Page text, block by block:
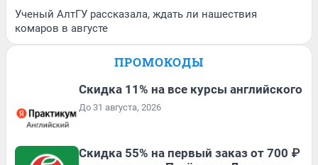
Ученый АлтГУ рассказала, ждать ли нашествия
комаров в августе
ПРОМОКОДЫ
Скидка 11% на все курсы английского
До 31 августа, 2026
Скидка 55% на первый заказ от 700 ₽